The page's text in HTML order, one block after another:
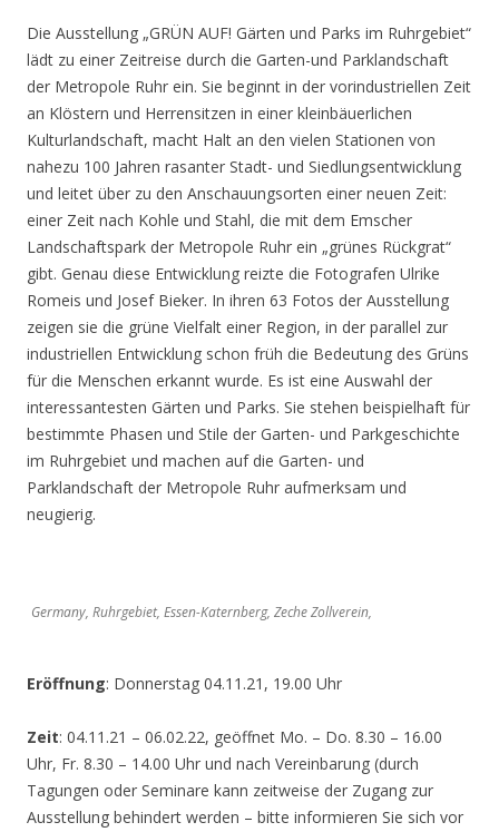
Die Ausstellung „GRÜN AUF! Gärten und Parks im Ruhrgebiet“
lädt zu einer Zeitreise durch die Garten-und Parklandschaft
der Metropole Ruhr ein. Sie beginnt in der vorindustriellen Zeit
an Klöstern und Herrensitzen in einer kleinbäuerlichen
Kulturlandschaft, macht Halt an den vielen Stationen von
nahezu 100 Jahren rasanter Stadt- und Siedlungsentwicklung
und leitet über zu den Anschauungsorten einer neuen Zeit:
einer Zeit nach Kohle und Stahl, die mit dem Emscher
Landschaftspark der Metropole Ruhr ein „grünes Rückgrat“
gibt. Genau diese Entwicklung reizte die Fotografen Ulrike
Romeis und Josef Bieker. In ihren 63 Fotos der Ausstellung
zeigen sie die grüne Vielfalt einer Region, in der parallel zur
industriellen Entwicklung schon früh die Bedeutung des Grüns
für die Menschen erkannt wurde. Es ist eine Auswahl der
interessantesten Gärten und Parks. Sie stehen beispielhaft für
bestimmte Phasen und Stile der Garten- und Parkgeschichte
im Ruhrgebiet und machen auf die Garten- und
Parklandschaft der Metropole Ruhr aufmerksam und
neugierig.
Germany, Ruhrgebiet, Essen-Katernberg, Zeche Zollverein,
Eröffnung: Donnerstag 04.11.21, 19.00 Uhr
Zeit: 04.11.21 – 06.02.22, geöffnet Mo. – Do. 8.30 – 16.00
Uhr, Fr. 8.30 – 14.00 Uhr und nach Vereinbarung (durch
Tagungen oder Seminare kann zeitweise der Zugang zur
Ausstellung behindert werden – bitte informieren Sie sich vor